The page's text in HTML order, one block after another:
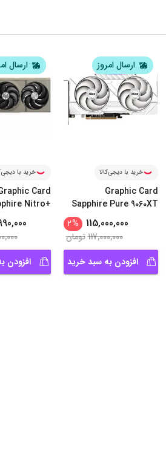
ارسال امروز
خرید با دیجی‌کالا
Graphic Card
Sapphire Pure 9060XT
115,000,000
%
2
117,000,000تومان
افزودن به سبد خرید
ارسال
خرید با
Card
Nitro+
...
افزودن